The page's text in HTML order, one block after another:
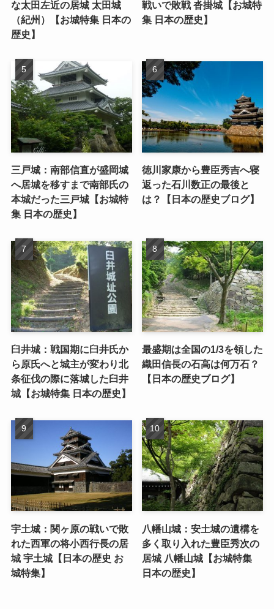
な太田左近の居城 太田城
（紀州）【お城特集 日本の
歴史】
戦いで敗戦 沓掛城【お城特
集 日本の歴史】
三戸城：南部信直が盛岡城
へ居城を移すまで南部氏の
本城だった三戸城【お城特
集 日本の歴史】
徳川家康から豊臣秀吉へ寝
返った石川数正の最後と
は？【日本の歴史ブログ】
臼井城：戦国期に臼井氏か
ら原氏へと城主が変わり北
条征伐の際に落城した臼井
城【お城特集 日本の歴史】
最盛期は全国の1/3を領した
織田信長の石高は何万石？
【日本の歴史ブログ】
宇土城：関ヶ原の戦いで敗
れた西軍の将小西行長の居
城 宇土城【日本の歴史 お
城特集】
八幡山城：安土城の遺構を
多く取り入れた豊臣秀次の
居城 八幡山城【お城特集
日本の歴史】